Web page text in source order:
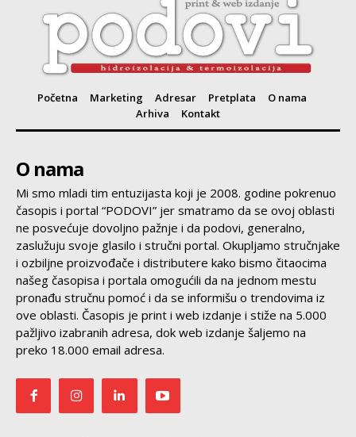
Početna Marketing Adresar Pretplata
O nama
Arhiva
Kontakt
O nama
Mi smo mladi tim entuzijasta koji je 2008. godine pokrenuo
časopis i portal “PODOVI” jer smatramo da se ovoj oblasti
ne posvećuje dovoljno pažnje i da podovi, generalno,
zaslužuju svoje glasilo i stručni portal. Okupljamo stručnjake
i ozbiljne proizvođače i distributere kako bismo čitaocima
našeg časopisa i portala omogućili da na jednom mestu
pronađu stručnu pomoć i da se informišu o trendovima iz
ove oblasti. Časopis je print i web izdanje i stiže na 5.000
pažljivo izabranih adresa, dok web izdanje šaljemo na
preko 18.000 email adresa.